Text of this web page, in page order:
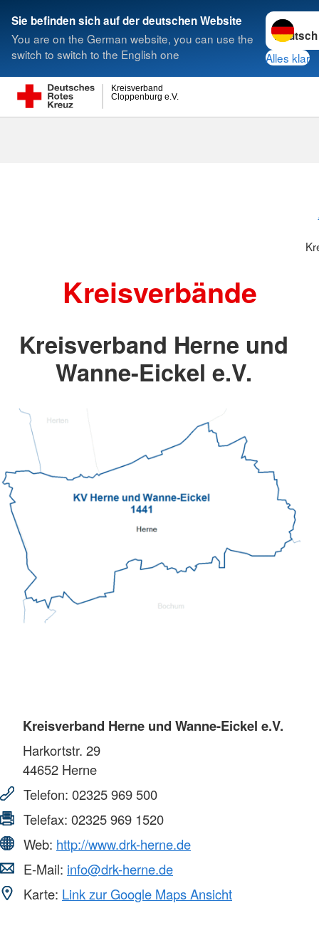
Sie befinden sich auf der deutschen Website
You are on the German website, you can use the
switch to switch to the English one
Sprache
Alles klar
Cloppenburg e.V.
Kreisverband
Suche
Kreisverbände
Kreisverband Herne und
Wanne-Eickel e.V.
Kreisverband Herne und Wanne-Eickel e.V.
Harkortstr. 29
44652 Herne
Telefon: 02325 969 500
Telefax: 02325 969 1520
Web: http://www.drk-herne.de
E-Mail: info@drk-herne.de
Karte: Link zur Google Maps Ansicht